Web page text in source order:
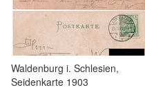
Waldenburg i. Schlesien,
Seidenkarte 1903